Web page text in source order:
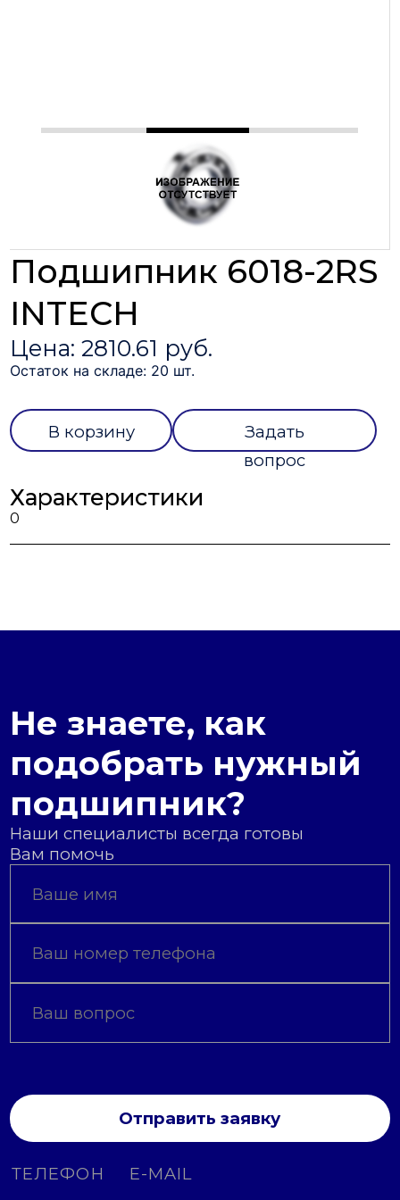
Подшипник 6018-2RS
INTECH
Цена: 2810.61 руб.
Остаток на складе: 20 шт.
В корзину
Задать
вопрос
Характеристики
0
Не знаете, как
подобрать нужный
подшипник?
Наши специалисты всегда готовы
Вам помочь
Отправить заявку
ТЕЛЕФОН E-MAIL